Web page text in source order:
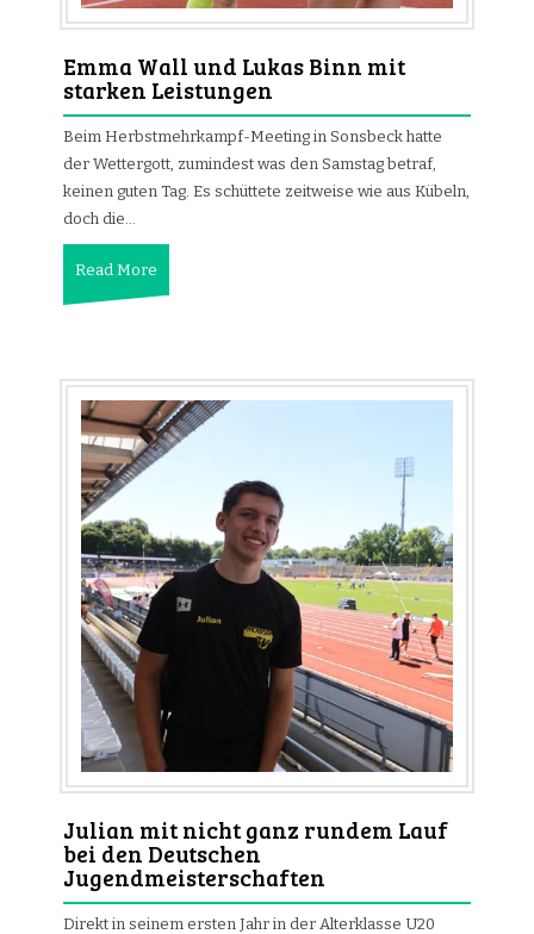
Emma Wall und Lukas Binn mit
starken Leistungen
Beim Herbstmehrkampf-Meeting in Sonsbeck hatte
der Wettergott, zumindest was den Samstag betraf,
keinen guten Tag. Es schüttete zeitweise wie aus Kübeln,
doch die…
Read More
Julian mit nicht ganz rundem Lauf
bei den Deutschen
Jugendmeisterschaften
Direkt in seinem ersten Jahr in der Alterklasse U20